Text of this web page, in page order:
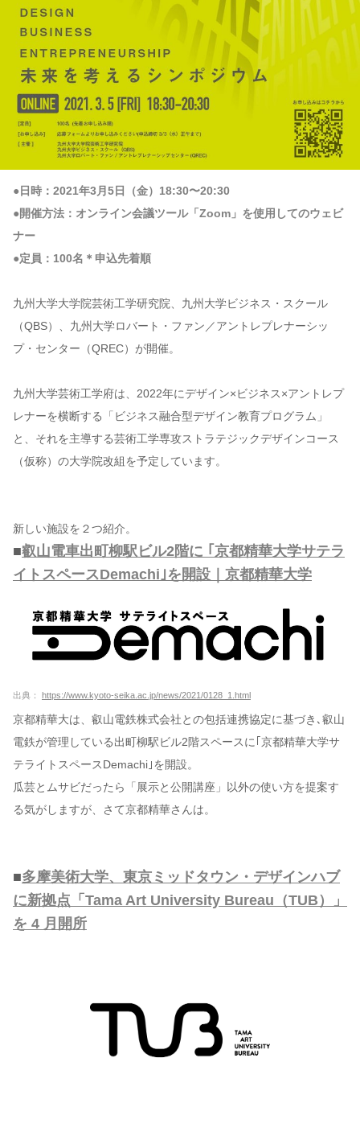
●日時：2021年3月5日（金）18:30〜20:30
●開催方法：オンライン会議ツール「Zoom」を使用してのウェビ
ナー
●定員：100名＊申込先着順
九州大学大学院芸術工学研究院、九州大学ビジネス・スクール
（QBS）、九州大学ロバート・ファン／アントレプレナーシッ
プ・センター（QREC）が開催。
九州大学芸術工学府は、2022年にデザイン×ビジネス×アントレプ
レナーを横断する「ビジネス融合型デザイン教育プログラム」
と、それを主導する芸術工学専攻ストラテジックデザインコース
（仮称）の大学院改組を予定しています。
新しい施設を２つ紹介。
■叡山電車出町柳駅ビル2階に ｢京都精華大学サテラ
イトスペースDemachi｣を開設｜京都精華大学
出典： https://www.kyoto-seika.ac.jp/news/2021/0128_1.html
京都精華大は、叡山電鉄株式会社との包括連携協定に基づき､叡山
電鉄が管理している出町柳駅ビル2階スペースに｢京都精華大学サ
テライトスペースDemachi｣を開設。
瓜芸とムサビだったら「展示と公開講座」以外の使い方を提案す
る気がしますが、さて京都精華さんは。
■多摩美術⼤学、東京ミッドタウン・デザインハブ
に新拠点「Tama Art University Bureau（TUB）」
を 4 ⽉開所